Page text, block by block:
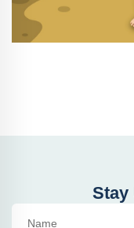
Stay